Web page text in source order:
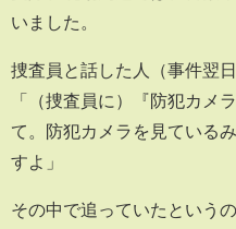
いました。
捜査員と話した人（事件翌日
「（捜査員に）『防犯カメ
て。防犯カメラを見ている
すよ」
その中で追っていたという